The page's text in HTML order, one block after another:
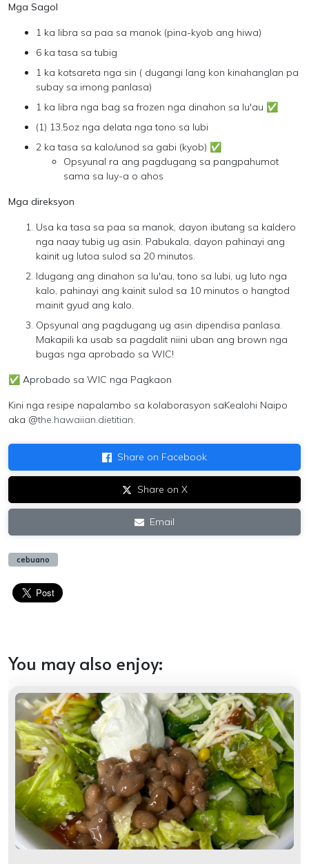
Mga Sagol
1 ka libra sa paa sa manok (pina-kyob ang hiwa)
6 ka tasa sa tubig
1 ka kotsareta nga sin ( dugangi lang kon kinahanglan pa
subay sa imong panlasa)
1 ka libra nga bag sa frozen nga dinahon sa lu'au ✅
(1) 13.5oz nga delata nga tono sa lubi
2 ka tasa sa kalo/unod sa gabi (kyob) ✅
Opsyunal ra ang pagdugang sa pangpahumot
sama sa luy-a o ahos
Mga direksyon
Usa ka tasa sa paa sa manok, dayon ibutang sa kaldero
nga naay tubig ug asin. Pabukala, dayon pahinayi ang
kainit ug lutoa sulod sa 20 minutos.
Idugang ang dinahon sa lu'au, tono sa lubi, ug luto nga
kalo, pahinayi ang kainit sulod sa 10 minutos o hangtod
mainit gyud ang kalo.
Opsyunal ang pagdugang ug asin dipendisa panlasa.
Makapili ka usab sa pagdalit niini uban ang brown nga
bugas nga aprobado sa WIC!
✅ Aprobado sa WIC nga Pagkaon
Kini nga resipe napalambo sa kolaborasyon saKealohi Naipo
aka @the.hawaiian.dietitian.
Share on Facebook
Share on X
Email
cebuano
You may also enjoy: